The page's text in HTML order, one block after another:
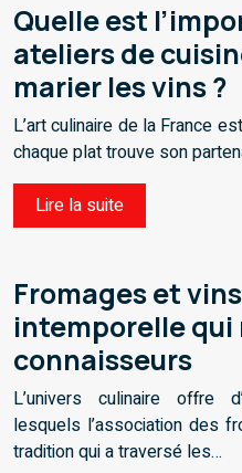
Quelle est
ateliers de
marier les vins ?
L’art culinaire de la France
chaque plat trouve son
Lire la suite
Fromages et
intemporelle qui
connaisseurs
L’univers culinaire offre
lesquels l’association des
tradition qui a traversé les…